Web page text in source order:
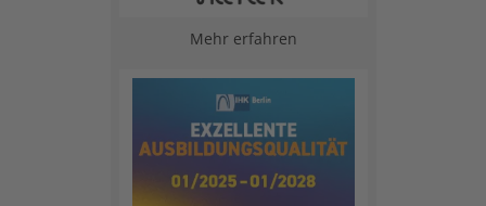
Mehr erfahren